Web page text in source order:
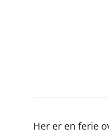
Her er en ferie